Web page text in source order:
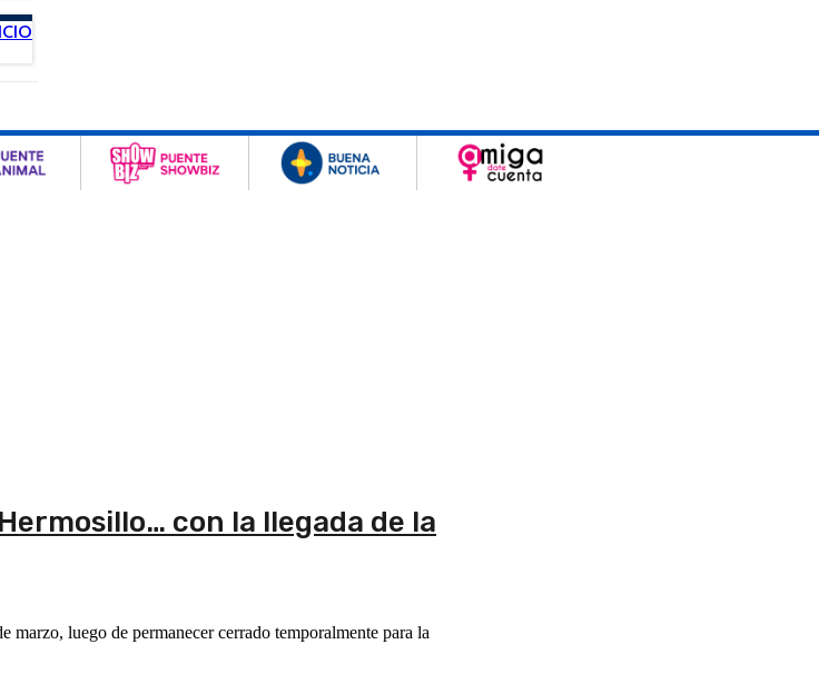
con la llegada de la
luego de permanecer cerrado temporalmente para la